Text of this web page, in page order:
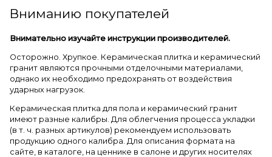
Вниманию покупателей
Внимательно изучайте инструкции производителей.
Осторожно. Хрупкое. Керамическая плитка и керамический
гранит являются прочными отделочными материалами,
однако их необходимо предохранять от воздействия
ударных нагрузок.
Керамическая плитка для пола и керамический гранит
имеют разные калибры. Для облегчения процесса укладки
(в т. ч. разных артикулов) рекомендуем использовать
продукцию одного калибра. Для описания формата на
сайте, в каталоге, на ценнике в салоне и других носителях